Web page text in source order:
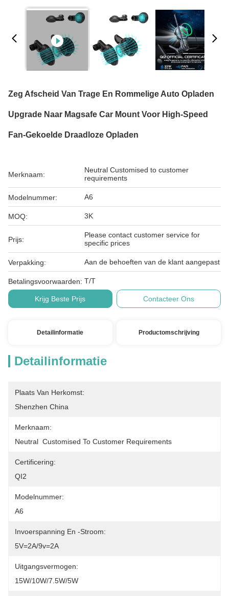
Zeg Afscheid Van Trage En Rommelige Auto Opladen
Upgrade Naar Magsafe Car Mount Voor High-Speed
Fan-Gekoelde Draadloze Opladen
Merknaam:
Neutral Customised to customer
requirements
Modelnummer: A6
MOQ: 3K
Prijs:
Please contact customer service for
specific prices
Verpakking: Aan de behoeften van de klant aangepast
Betalingsvoorwaarden: T/T
Krijg Beste Prijs Contacteer Ons
Detailinformatie Productomschrijving
Detailinformatie
Plaats Van Herkomst:
Shenzhen China
Merknaam:
Neutral  Customised To Customer Requirements
Certificering:
QI2
Modelnummer:
A6
Invoerspanning En -stroom:
5V=2A/9v=2A
Uitgangsvermogen:
15W/10W/7.5W/5W